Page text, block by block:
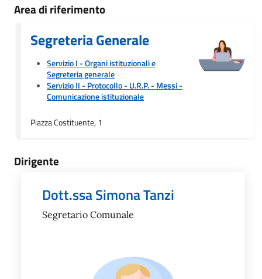
Area di riferimento
Segreteria Generale
Servizio I - Organi istituzionali e
Segreteria generale
Servizio II - Protocollo - U.R.P. - Messi-
Comunicazione istituzionale
Piazza Costituente, 1
Dirigente
Dott.ssa Simona Tanzi
Segretario Comunale